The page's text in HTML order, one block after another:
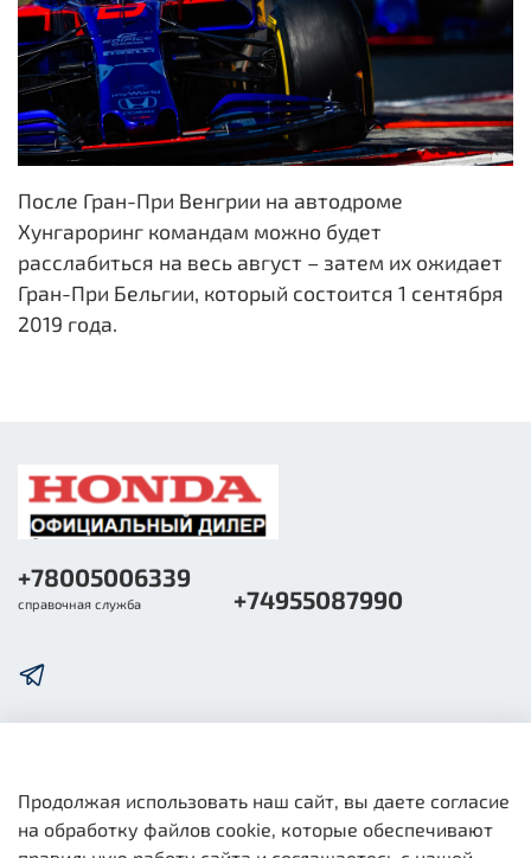
После Гран-При Венгрии на автодроме
Хунгароринг командам можно будет
расслабиться на весь август – затем их ожидает
Гран-При Бельгии, который состоится 1 сентября
2019 года.
Общая информация
+78005006339
справочная служба +74955087990
Продолжая использовать наш сайт, вы даете согласие
на обработку файлов cookie, которые обеспечивают